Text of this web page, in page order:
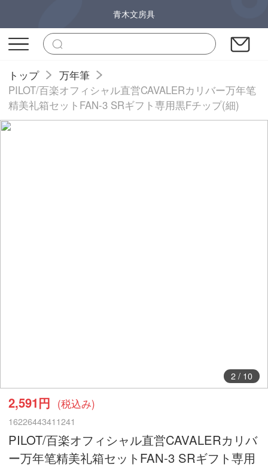
青木文房具
トップ
万年筆
PILOT/百楽オフィシャル直営CAVALERカリバー万年笔
精美礼箱セットFAN-3 SRギフト専用黒Fチップ(細)
2/ 10
2,591円 (税込み)
16226443411241
PILOT/百楽オフィシャル直営CAVALERカリバ
ー万年笔精美礼箱セットFAN-3 SRギフト専用